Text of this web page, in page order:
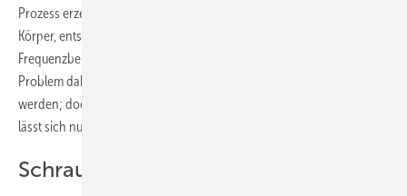
Prozess erzeugt sehr hohe Frequenzen. Treffen diese dann auf einen
Körper, entstehen viele Resonanzen in einem breiten
Frequenzbereich. Hohe Kräfte erzeugen hohe Lärmpegel. Das
Problem dabei: Zwar können die Maschinengeräusche gedämpft
werden; doch die Hauptlärmquelle, der eigentliche Arbeitsprozess,
lässt sich nur schwer eindämmen.
Schrauber